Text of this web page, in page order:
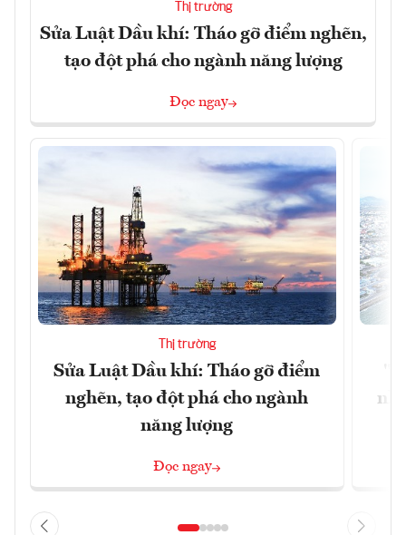
Thị trường
Sửa Luật Dầu khí: Tháo gỡ điểm nghẽn,
tạo đột phá cho ngành năng lượng
Đọc ngay
Thị trường
Sửa Luật Dầu khí: Tháo gỡ điểm
nghẽn, tạo đột phá cho ngành
năng lượng
Đọc ngay